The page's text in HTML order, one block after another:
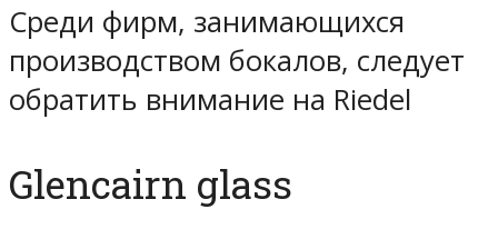
Среди фирм, занимающихся
производством бокалов, следует
обратить внимание на Riedel
Glencairn glass